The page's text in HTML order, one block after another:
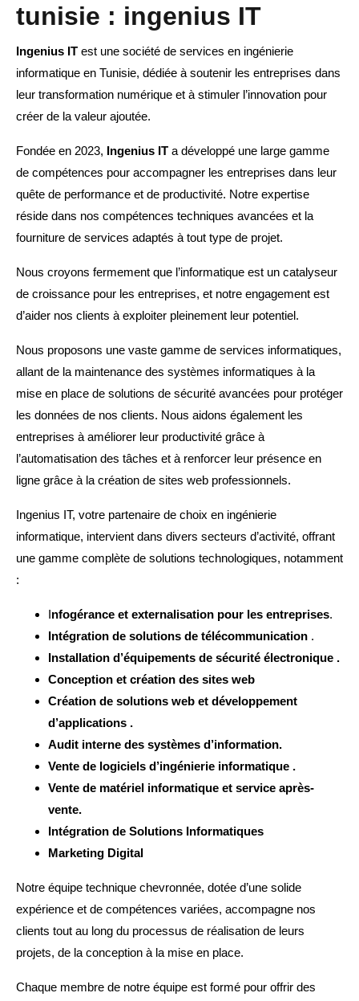
tunisie : ingenius IT
Ingenius IT est une société de services en ingénierie
informatique en Tunisie, dédiée à soutenir les entreprises dans
leur transformation numérique et à stimuler l’innovation pour
créer de la valeur ajoutée.
Fondée en 2023, Ingenius IT a développé une large gamme
de compétences pour accompagner les entreprises dans leur
quête de performance et de productivité. Notre expertise
réside dans nos compétences techniques avancées et la
fourniture de services adaptés à tout type de projet.
Nous croyons fermement que l’informatique est un catalyseur
de croissance pour les entreprises, et notre engagement est
d’aider nos clients à exploiter pleinement leur potentiel.
Nous proposons une vaste gamme de services informatiques,
allant de la maintenance des systèmes informatiques à la
mise en place de solutions de sécurité avancées pour protéger
les données de nos clients. Nous aidons également les
entreprises à améliorer leur productivité grâce à
l’automatisation des tâches et à renforcer leur présence en
ligne grâce à la création de sites web professionnels.
Ingenius IT, votre partenaire de choix en ingénierie
informatique, intervient dans divers secteurs d’activité, offrant
une gamme complète de solutions technologiques, notamment
:
Infogérance et externalisation pour les entreprises.
Intégration de solutions de télécommunication .
Installation d’équipements de sécurité électronique .
Conception et création des sites web
Création de solutions web et développement
d’applications .
Audit interne des systèmes d’information.
Vente de logiciels d’ingénierie informatique .
Vente de matériel informatique et service après-
vente.
Intégration de Solutions Informatiques
Marketing Digital
Notre équipe technique chevronnée, dotée d’une solide
expérience et de compétences variées, accompagne nos
clients tout au long du processus de réalisation de leurs
projets, de la conception à la mise en place.
Chaque membre de notre équipe est formé pour offrir des